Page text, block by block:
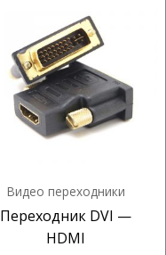
Видео переходники
Переходник DVI —
HDMI